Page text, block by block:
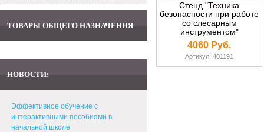
ТОВАРЫ ОБЩЕГО НАЗНАЧЕНИЯ
НОВОСТИ:
Эффективное обучение с
интерактивными пособиями в
начальной школе
Стенд "Техника
безопасности при работе
со слесарным
инструментом"
4060 Руб.
Артикул: 401191